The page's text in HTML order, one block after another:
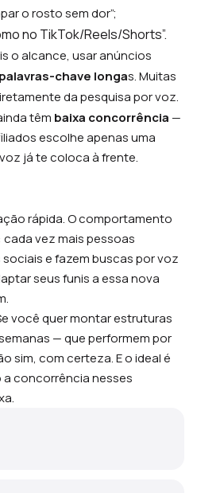
o rosto sem dor”;
no TikTok/Reels/Shorts”.
o alcance, usar anúncios
palavras-chave longas. Muitas
da pesquisa por voz.
têm baixa concorrência —
escolhe apenas uma
já te coloca à frente.
rápida. O comportamento
vez mais pessoas
e fazem buscas por voz
seus funis a essa nova
você quer montar estruturas
— que performem por
sim, com certeza. E o ideal é
concorrência nesses